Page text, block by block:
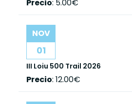
Precio: 5.00€
NOV
01
III Loiu 500 Trail 2026
Precio: 12.00€